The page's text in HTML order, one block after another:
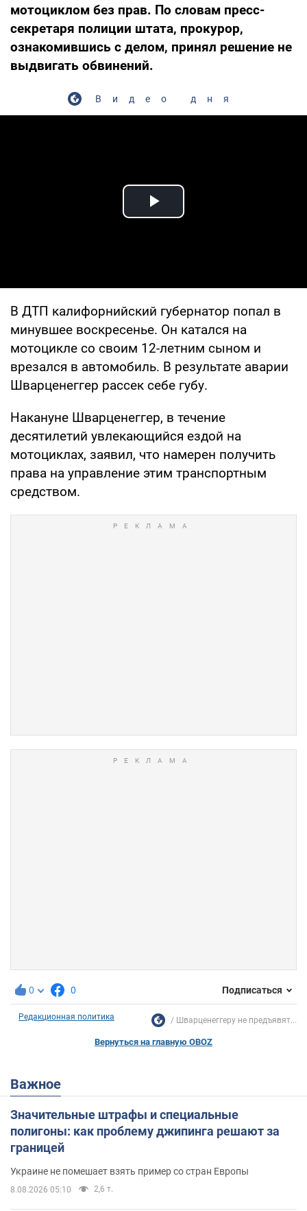
мотоциклом без прав. По словам пресс-
секретаря полиции штата, прокурор,
ознакомившись с делом, принял решение не
выдвигать обвинений.
Видео дня
Play Video
В ДТП калифорнийский губернатор попал в
минувшее воскресенье. Он катался на
мотоцикле со своим 12-летним сыном и
врезался в автомобиль. В результате аварии
Шварценеггер рассек себе губу.
Накануне Шварценеггер, в течение
десятилетий увлекающийся ездой на
мотоциклах, заявил, что намерен получить
права на управление этим транспортным
средством.
0 0 Подписаться
Редакционная политика Шварценеггеру не предъявят...
Вернуться на главную OBOZ
Важное
Значительные штрафы и специальные
полигоны: как проблему джипинга решают за
границей
Украине не помешает взять пример со стран Европы
8.08.2026 05:10 2,6 т.